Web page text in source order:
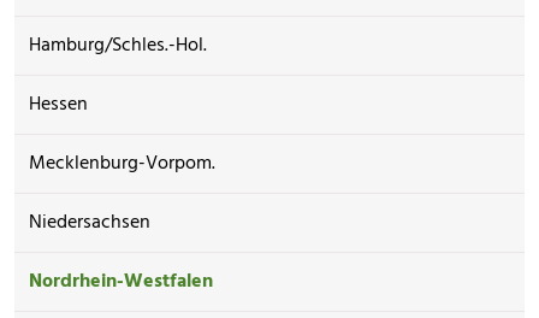
Hamburg/Schles.-Hol.
Hessen
Mecklenburg-Vorpom.
Niedersachsen
Nordrhein-Westfalen